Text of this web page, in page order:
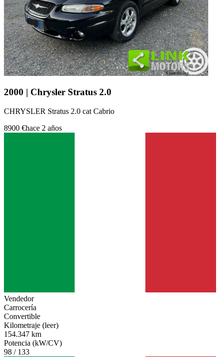
2000 | Chrysler Stratus 2.0
CHRYSLER Stratus 2.0 cat Cabrio
8900 €hace 2 años
Vendedor
Carrocería
Convertible
Kilometraje (leer)
154.347 km
Potencia (kW/CV)
98 / 133